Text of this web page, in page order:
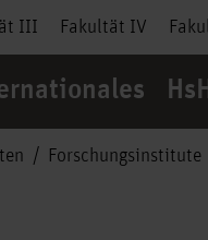
III Fakultät IV
Forschungsinstitute